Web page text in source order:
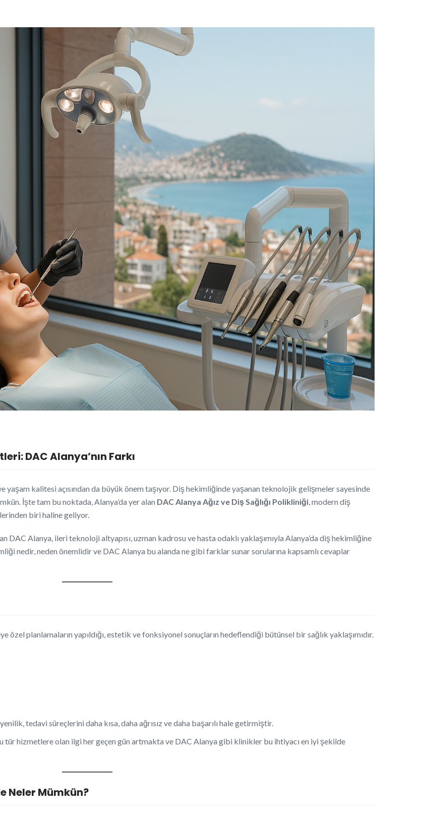
DAC Alanya’nın Farkı
yaşam kalitesi açısından da büyük önem taşıyor. Diş hekimliğinde yaşanan teknolojik gelişmeler sayesinde
İşte tam bu noktada, Alanya’da yer alan DAC Alanya Ağız ve Diş Sağlığı Polikliniği, modern diş
biri haline geliyor.
DAC Alanya, ileri teknoloji altyapısı, uzman kadrosu ve hasta odaklı yaklaşımıyla Alanya’da diş hekimliğine
nedir, neden önemlidir ve DAC Alanya bu alanda ne gibi farklar sunar sorularına kapsamlı cevaplar
planlamaların yapıldığı, estetik ve fonksiyonel sonuçların hedeflendiği bütünsel bir sağlık yaklaşımıdır.
tedavi süreçlerini daha kısa, daha ağrısız ve daha başarılı hale getirmiştir.
hizmetlere olan ilgi her geçen gün artmakta ve DAC Alanya gibi klinikler bu ihtiyacı en iyi şekilde
Neler Mümkün?